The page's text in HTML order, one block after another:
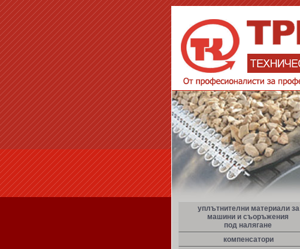
уплътнителни материали за
машини и съоръжения
под налягане
компенсатори